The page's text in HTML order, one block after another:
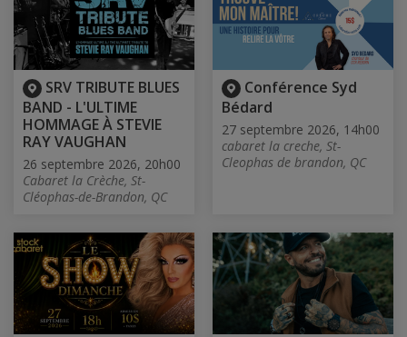
SRV TRIBUTE BLUES
BAND - L'ULTIME
HOMMAGE À STEVIE
RAY VAUGHAN
26 septembre 2026, 20h00
Cabaret la Crèche, St-
Cléophas-de-Brandon, QC
Conférence Syd
Bédard
27 septembre 2026, 14h00
cabaret la creche, St-
Cleophas de brandon, QC